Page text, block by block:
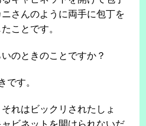
さんのように両手に包丁を
ことです。
のときのことですか？
です。
それはビックリされたしょ